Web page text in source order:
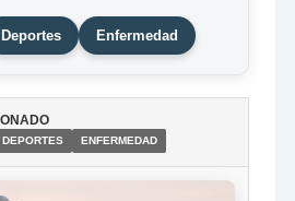
Deportes Enfermedad
DEPORTES ENFERMEDAD